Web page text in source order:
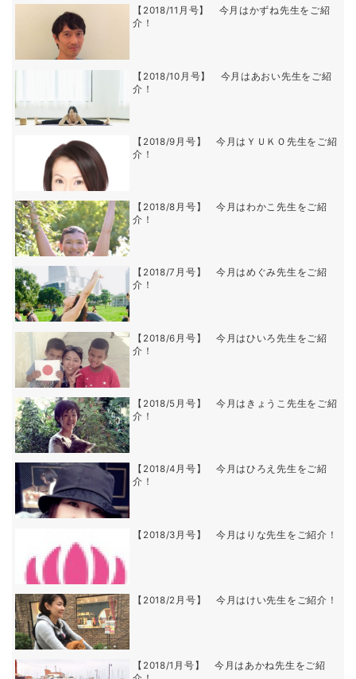
【2018/11月号】 今月はかずね先生をご紹
介！
【2018/10月号】 今月はあおい先生をご紹
介！
【2018/9月号】 今月はＹＵＫＯ先生をご紹
介！
【2018/8月号】 今月はわかこ先生をご紹
介！
【2018/7月号】 今月はめぐみ先生をご紹
介！
【2018/6月号】 今月はひいろ先生をご紹
介！
【2018/5月号】 今月はきょうこ先生をご紹
介！
【2018/4月号】 今月はひろえ先生をご紹
介！
【2018/3月号】 今月はりな先生をご紹介！
【2018/2月号】 今月はけい先生をご紹介！
【2018/1月号】 今月はあかね先生をご紹